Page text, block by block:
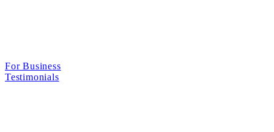
For Business
Testimonials